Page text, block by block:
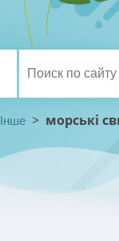
Інше > морські